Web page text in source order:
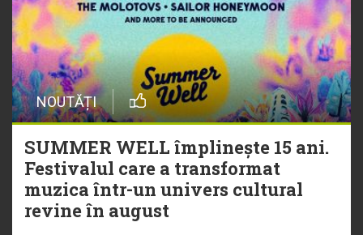
NOUTĂȚI
SUMMER WELL împlinește 15 ani.
Festivalul care a transformat
muzica într-un univers cultural
revine în august